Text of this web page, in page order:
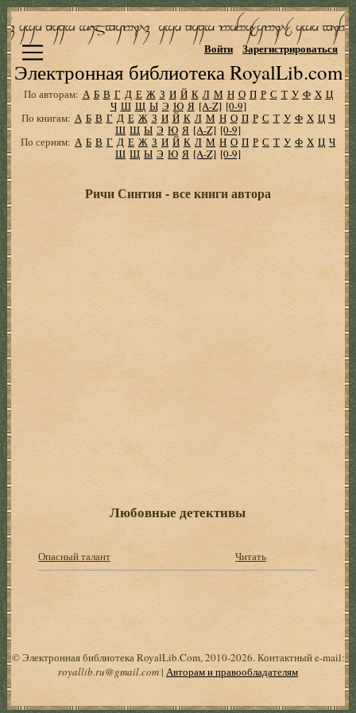
Электронная библиотека RoyalLib.com
Войти Зарегистрироваться
По авторам: А Б В Г Д Е Ж З И Й К Л М Н О П Р С Т У Ф Х Ц
Ч Ш Щ Ы Э Ю Я [A-Z] [0-9]
По книгам: А Б В Г Д Е Ж З И Й К Л М Н О П Р С Т У Ф Х Ц Ч
Ш Щ Ы Э Ю Я [A-Z] [0-9]
По сериям: А Б В Г Д Е Ж З И Й К Л М Н О П Р С Т У Ф Х Ц Ч
Ш Щ Ы Э Ю Я [A-Z] [0-9]
Ричи Синтия - все книги автора
Любовные детективы
Опасный талант Читать
© Электронная библиотека RoyalLib.Com, 2010-2026. Контактный e-mail:
royallib.ru@gmail.com| Авторам и правообладателям